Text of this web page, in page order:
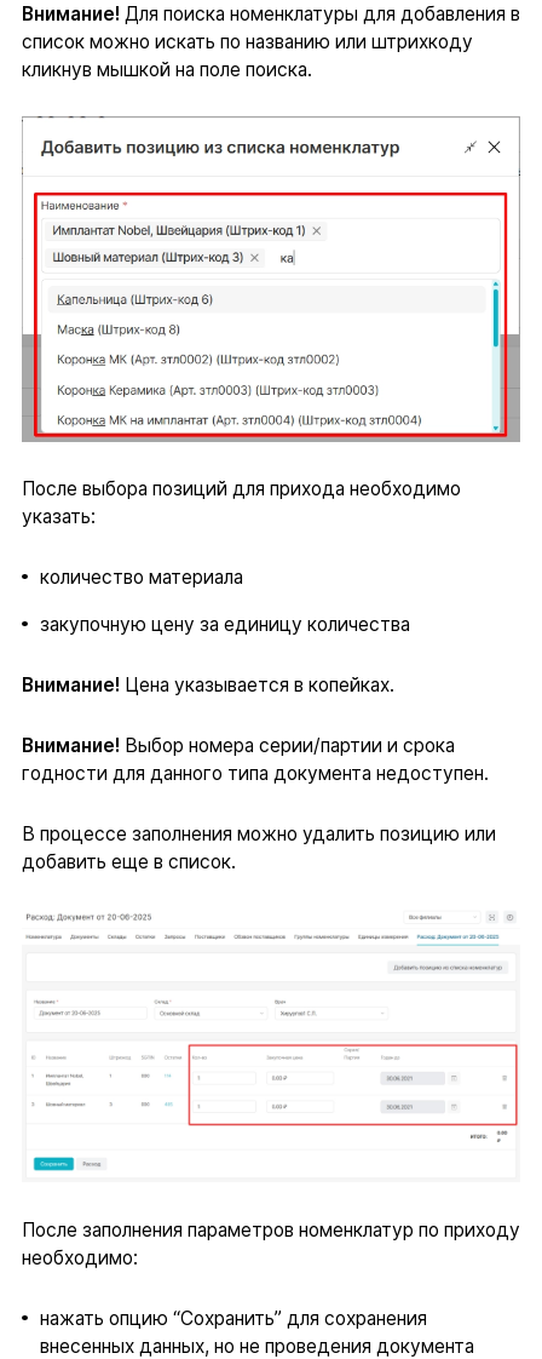
Внимание! Для поиска номенклатуры для добавления в
список можно искать по названию или штрихкоду
кликнув мышкой на поле поиска.
После выбора позиций для прихода необходимо
указать:
количество материала
закупочную цену за единицу количества
Внимание! Цена указывается в копейках.
Внимание! Выбор номера серии/партии и срока
годности для данного типа документа недоступен.
В процессе заполнения можно удалить позицию или
добавить еще в список.
После заполнения параметров номенклатур по приходу
необходимо:
нажать опцию “Сохранить” для сохранения
внесенных данных, но не проведения документа